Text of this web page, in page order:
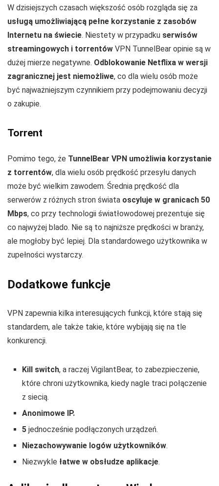
W dzisiejszych czasach większość osób rozgląda się za
usługą umożliwiającą pełne korzystanie z zasobów
Internetu na świecie. Niestety w przypadku serwisów
streamingowych i torrentów VPN TunnelBear opinie są w
dużej mierze negatywne. Odblokowanie Netflixa w wersji
zagranicznej jest niemożliwe, co dla wielu osób może
być najważniejszym czynnikiem przy podejmowaniu decyzji
o zakupie.
Torrent
Pomimo tego, że TunnelBear VPN umożliwia korzystanie
z torrentów, dla wielu osób prędkość przesyłu danych
może być wielkim zawodem. Średnia prędkość dla
serwerów z różnych stron świata oscyluje w granicach 50
Mbps, co przy technologii światłowodowej prezentuje się
co najwyżej blado. Nie są to najniższe prędkości w branży,
ale mogłoby być lepiej. Dla standardowego użytkownika w
zupełności wystarczy.
Dodatkowe funkcje
VPN zapewnia kilka interesujących funkcji, które stają się
standardem, ale także takie, które wybijają się na tle
konkurencji.
Kill switch, a raczej VigilantBear, to zabezpieczenie,
które chroni użytkownika, kiedy nagle traci połączenie
z siecią.
Anonimowe IP.
5 jednocześnie podłączonych urządzeń.
Niezachowywanie logów użytkowników.
Niezwykle łatwe w obsłudze aplikacje.